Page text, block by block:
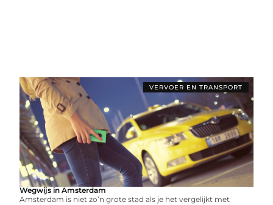
VERVOER EN TRANSPORT
Wegwijs in Amsterdam
Amsterdam is niet zo’n grote stad als je het vergelijkt met